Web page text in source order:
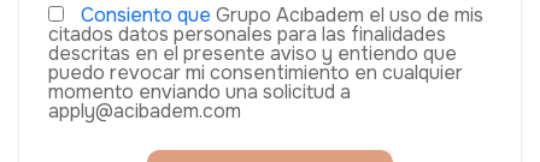
Consiento que Grupo Acıbadem el uso de mis
citados datos personales para las finalidades
descritas en el presente aviso y entiendo que
puedo revocar mi consentimiento en cualquier
momento enviando una solicitud a
apply@acibadem.com